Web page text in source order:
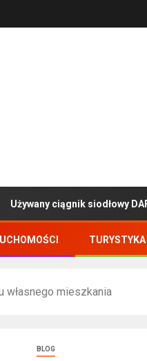
siodłowy DAF – na co
TURYSTYKA
własnego mieszkania
BLOG